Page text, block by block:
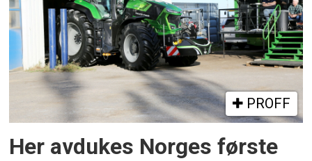
PROFF
Her avdukes Norges første